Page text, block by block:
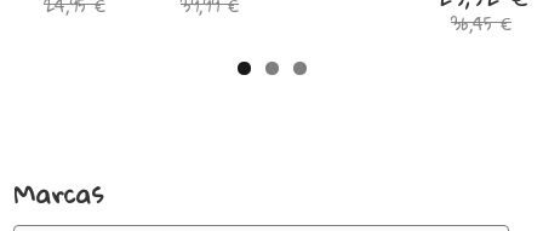
Marcas
36,45 €